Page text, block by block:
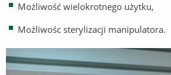
Możliwość wielokrotnego użytku,
Możliwośc sterylizacji manipulatora.